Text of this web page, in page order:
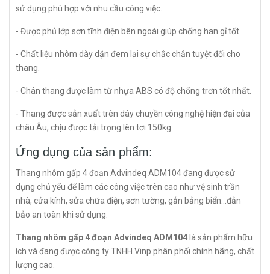
sử dụng phù hợp với nhu cầu công việc.
- Được phủ lớp sơn tĩnh điện bên ngoài giúp chống han gỉ tốt
- Chất liệu nhôm dày dặn đem lại sự chắc chắn tuyệt đối cho
thang.
- Chân thang được làm từ nhựa ABS có độ chống trơn tốt nhất.
- Thang được sản xuất trên dây chuyền công nghệ hiện đại của
châu Âu, chịu được tải trọng lên tơi 150kg.
Ứng dụng của sản phẩm:
Thang nhôm gấp 4 đoạn Advindeq ADM104 đang được sử
dụng chủ yếu để làm các công việc trên cao như vệ sinh trần
nhà, cửa kính, sửa chữa điện, sơn tường, gắn bảng biển...đản
bảo an toàn khi sử dụng.
Thang nhôm gấp 4 đoạn Advindeq ADM104 là sản phẩm hữu
ích và đang được công ty TNHH Vinp phân phối chính hãng, chất
lượng cao.